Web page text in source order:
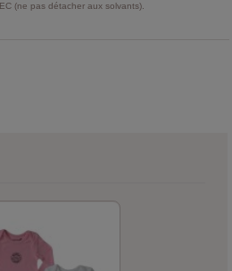
(ne pas détacher aux solvants).